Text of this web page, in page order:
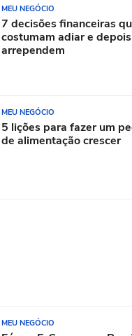
MEU NEGÓCIO
7 decisões financeiras
costumam adiar e
arrependem
MEU NEGÓCIO
5 lições para fazer um
de alimentação crescer
MEU NEGÓCIO